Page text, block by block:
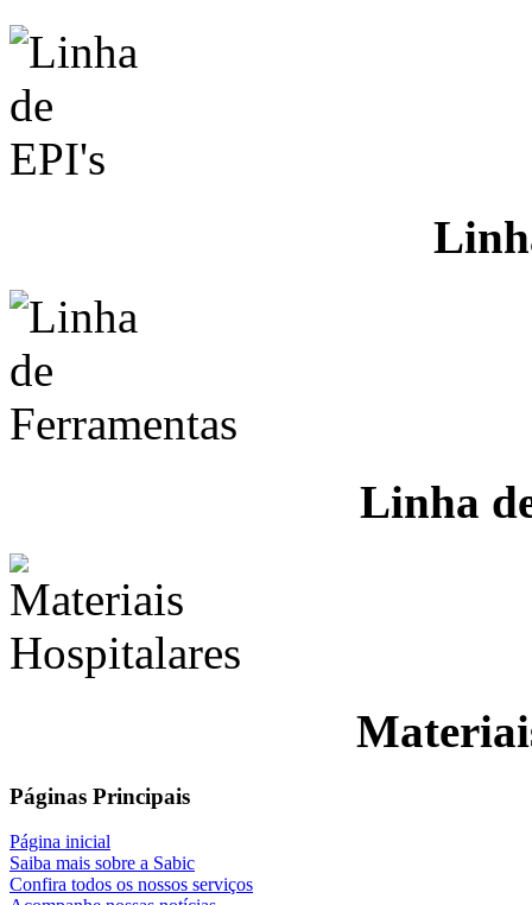
Linha
Páginas Principais
Página inicial
Saiba mais sobre a Sabic
Confira todos os nossos serviços